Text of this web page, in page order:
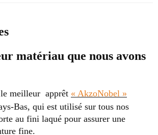
matériau que nous avons
meilleur apprêt « AkzoNobel »
Bas, qui est utilisé sur tous nos
au fini laqué pour assurer une
fine.